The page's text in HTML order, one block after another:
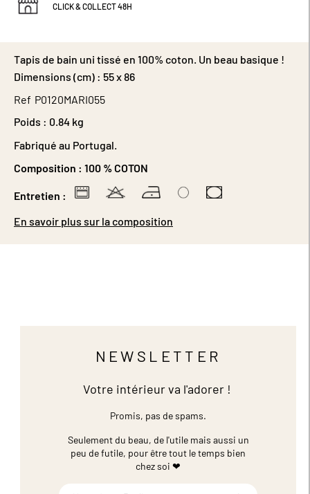
CLICK & COLLECT 48H
Tapis de bain uni tissé en 100% coton. Un beau basique !
Dimensions (cm) : 55 x 86
Ref P0120MARI055
Poids : 0.84 kg
Fabriqué au Portugal.
Composition : 100 % COTON
Entretien :
En savoir plus sur la composition
NEWSLETTER
Votre intérieur va l'adorer !
Promis, pas de spams.
Seulement du beau, de l'utile mais aussi un
peu de futile, pour être tout le temps bien
chez soi ❤